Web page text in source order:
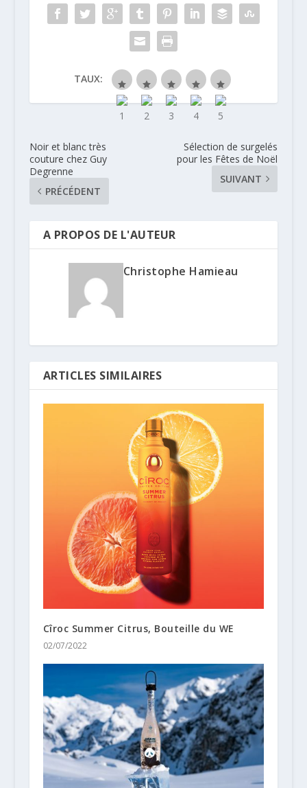
TAUX:
Noir et blanc très
couture chez Guy
Degrenne
PRÉCÉDENT
Sélection de surgelés
pour les Fêtes de Noël
SUIVANT
A PROPOS DE L'AUTEUR
Christophe Hamieau
ARTICLES SIMILAIRES
Cîroc Summer Citrus, Bouteille du WE
02/07/2022